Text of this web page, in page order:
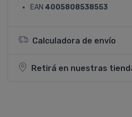
EAN 4005808538553
Calculadora de envío
Retirá en nuestras